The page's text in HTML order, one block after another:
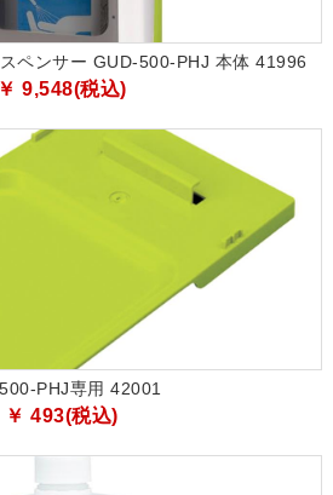
ペンサー GUD-500-PHJ 本体 41996
￥ 9,548(税込)
PHJ専用 42001
￥ 493(税込)